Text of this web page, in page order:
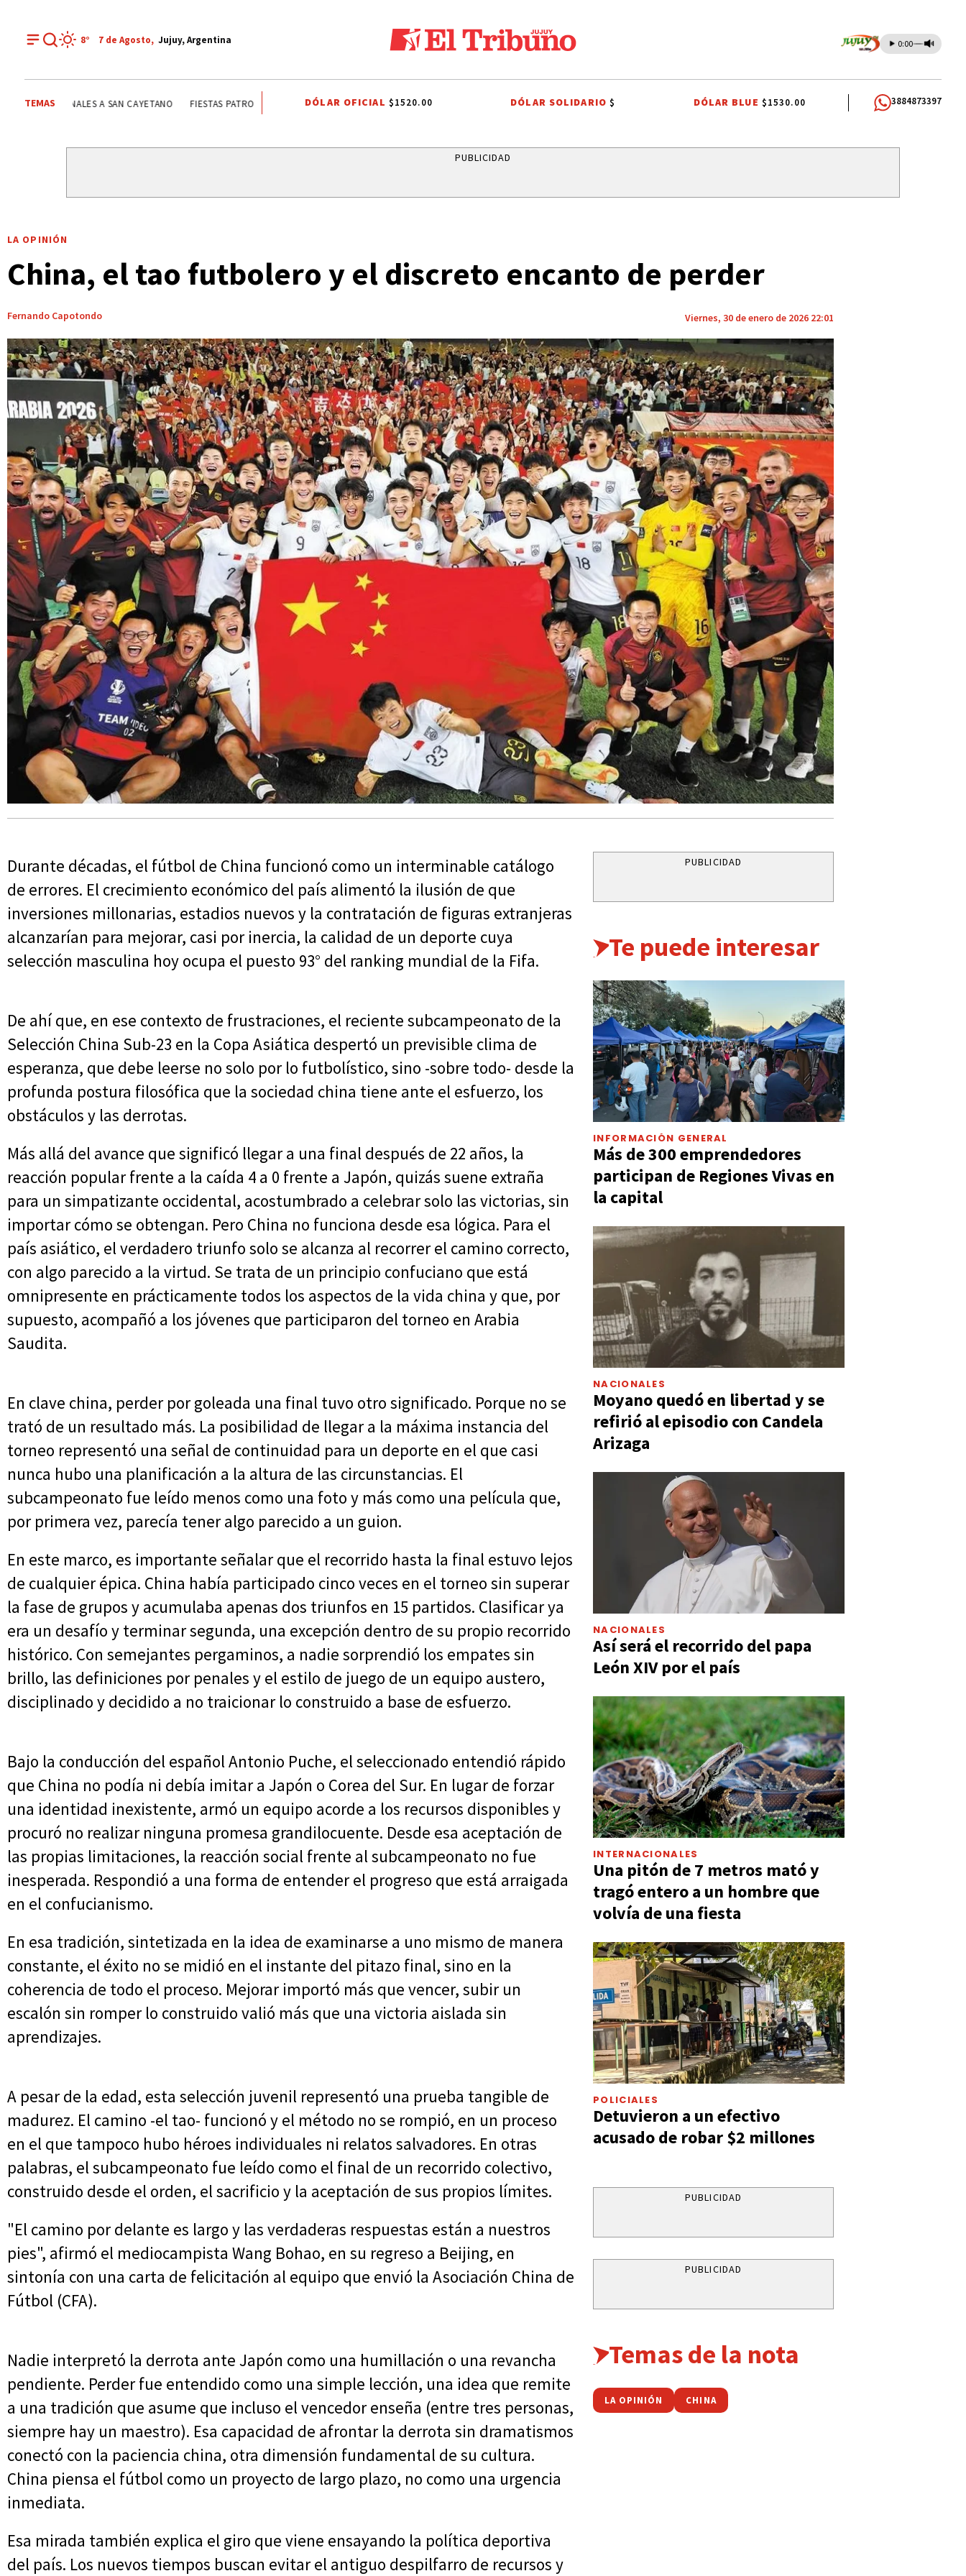
8° 7 de Agosto, Jujuy, Argentina 0:00
TEMAS SANTA CLARA EL FUERTE FIESTAS PATRONALES A SAN CAYETANO FIESTAS PATRONALES A SAN CAYETANO FIESTAS PATRONALES A SAN CAYETANO EL TIEMPO EN JUJUY FIESTAS PATRONALES
DÓLAR OFICIAL $1520.00 DÓLAR SOLIDARIO$ DÓLAR BLUE $1530.00 3884873397
PUBLICIDAD
LA OPINIÓN
China, el tao futbolero y el discreto encanto de perder
Fernando Capotondo Viernes, 30 de enero de 2026 22:01
Durante décadas, el fútbol de China funcionó como un interminable catálogo
de errores. El crecimiento económico del país alimentó la ilusión de que
inversiones millonarias, estadios nuevos y la contratación de figuras extranjeras
alcanzarían para mejorar, casi por inercia, la calidad de un deporte cuya
selección masculina hoy ocupa el puesto 93° del ranking mundial de la Fifa.
De ahí que, en ese contexto de frustraciones, el reciente subcampeonato de la
Selección China Sub-23 en la Copa Asiática despertó un previsible clima de
esperanza, que debe leerse no solo por lo futbolístico, sino -sobre todo- desde la
profunda postura filosófica que la sociedad china tiene ante el esfuerzo, los
obstáculos y las derrotas.
Más allá del avance que significó llegar a una final después de 22 años, la
reacción popular frente a la caída 4 a 0 frente a Japón, quizás suene extraña
para un simpatizante occidental, acostumbrado a celebrar solo las victorias, sin
importar cómo se obtengan. Pero China no funciona desde esa lógica. Para el
país asiático, el verdadero triunfo solo se alcanza al recorrer el camino correcto,
con algo parecido a la virtud. Se trata de un principio confuciano que está
omnipresente en prácticamente todos los aspectos de la vida china y que, por
supuesto, acompañó a los jóvenes que participaron del torneo en Arabia
Saudita.
En clave china, perder por goleada una final tuvo otro significado. Porque no se
trató de un resultado más. La posibilidad de llegar a la máxima instancia del
torneo representó una señal de continuidad para un deporte en el que casi
nunca hubo una planificación a la altura de las circunstancias. El
subcampeonato fue leído menos como una foto y más como una película que,
por primera vez, parecía tener algo parecido a un guion.
En este marco, es importante señalar que el recorrido hasta la final estuvo lejos
de cualquier épica. China había participado cinco veces en el torneo sin superar
la fase de grupos y acumulaba apenas dos triunfos en 15 partidos. Clasificar ya
era un desafío y terminar segunda, una excepción dentro de su propio recorrido
histórico. Con semejantes pergaminos, a nadie sorprendió los empates sin
brillo, las definiciones por penales y el estilo de juego de un equipo austero,
disciplinado y decidido a no traicionar lo construido a base de esfuerzo.
Bajo la conducción del español Antonio Puche, el seleccionado entendió rápido
que China no podía ni debía imitar a Japón o Corea del Sur. En lugar de forzar
una identidad inexistente, armó un equipo acorde a los recursos disponibles y
procuró no realizar ninguna promesa grandilocuente. Desde esa aceptación de
las propias limitaciones, la reacción social frente al subcampeonato no fue
inesperada. Respondió a una forma de entender el progreso que está arraigada
en el confucianismo.
En esa tradición, sintetizada en la idea de examinarse a uno mismo de manera
constante, el éxito no se midió en el instante del pitazo final, sino en la
coherencia de todo el proceso. Mejorar importó más que vencer, subir un
escalón sin romper lo construido valió más que una victoria aislada sin
aprendizajes.
A pesar de la edad, esta selección juvenil representó una prueba tangible de
madurez. El camino -el tao- funcionó y el método no se rompió, en un proceso
en el que tampoco hubo héroes individuales ni relatos salvadores. En otras
palabras, el subcampeonato fue leído como el final de un recorrido colectivo,
construido desde el orden, el sacrificio y la aceptación de sus propios límites.
"El camino por delante es largo y las verdaderas respuestas están a nuestros
pies", afirmó el mediocampista Wang Bohao, en su regreso a Beijing, en
sintonía con una carta de felicitación al equipo que envió la Asociación China de
Fútbol (CFA).
Nadie interpretó la derrota ante Japón como una humillación o una revancha
pendiente. Perder fue entendido como una simple lección, una idea que remite
a una tradición que asume que incluso el vencedor enseña (entre tres personas,
siempre hay un maestro). Esa capacidad de afrontar la derrota sin dramatismos
conectó con la paciencia china, otra dimensión fundamental de su cultura.
China piensa el fútbol como un proyecto de largo plazo, no como una urgencia
inmediata.
Esa mirada también explica el giro que viene ensayando la política deportiva
del país. Los nuevos tiempos buscan evitar el antiguo despilfarro de recursos y
PUBLICIDAD
Te puede interesar
INFORMACIÓN GENERAL
Más de 300 emprendedores
participan de Regiones Vivas en
la capital
NACIONALES
Moyano quedó en libertad y se
refirió al episodio con Candela
Arizaga
NACIONALES
Así será el recorrido del papa
León XIV por el país
INTERNACIONALES
Una pitón de 7 metros mató y
tragó entero a un hombre que
volvía de una fiesta
POLICIALES
Detuvieron a un efectivo
acusado de robar $2 millones
PUBLICIDAD
PUBLICIDAD
Temas de la nota
LA OPINIÓN CHINA